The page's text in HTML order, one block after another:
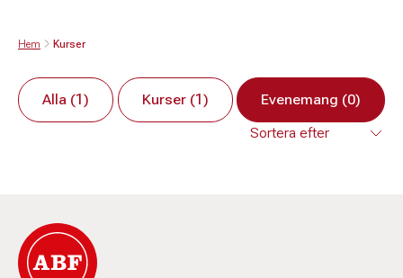
Hem Kurser
Alla (1) Kurser (1) Evenemang (0)